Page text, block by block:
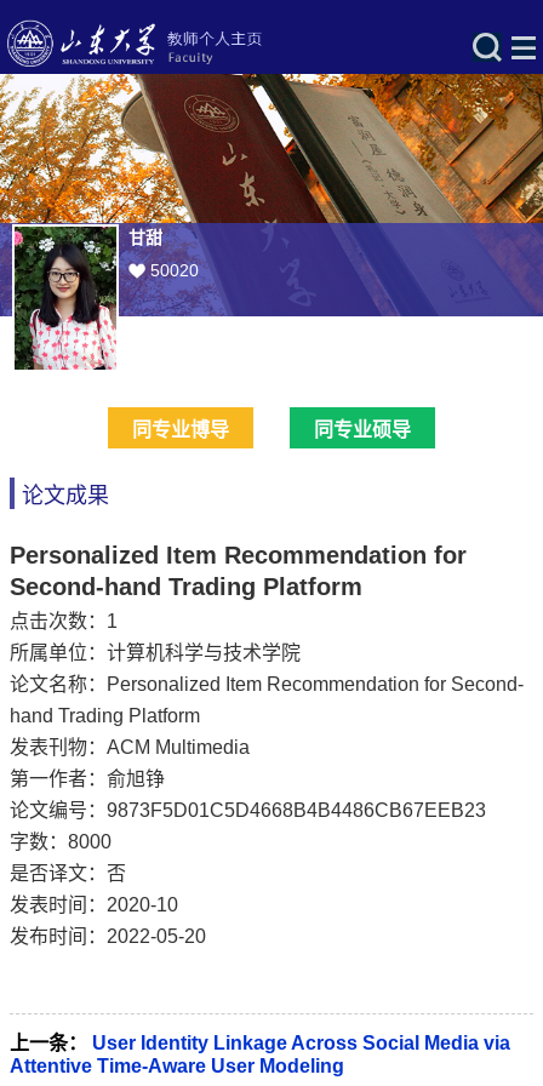
甘甜
50020
同专业博导 同专业硕导
论文成果
Personalized Item Recommendation for
Second-hand Trading Platform
点击次数： 1
所属单位：计算机科学与技术学院
论文名称：Personalized Item Recommendation for Second-
hand Trading Platform
发表刊物：ACM Multimedia
第一作者：俞旭铮
论文编号：9873F5D01C5D4668B4B4486CB67EEB23
字数：8000
是否译文：否
发表时间：2020-10
发布时间：2022-05-20
上一条：
User Identity Linkage Across Social Media via
Attentive Time-Aware User Modeling